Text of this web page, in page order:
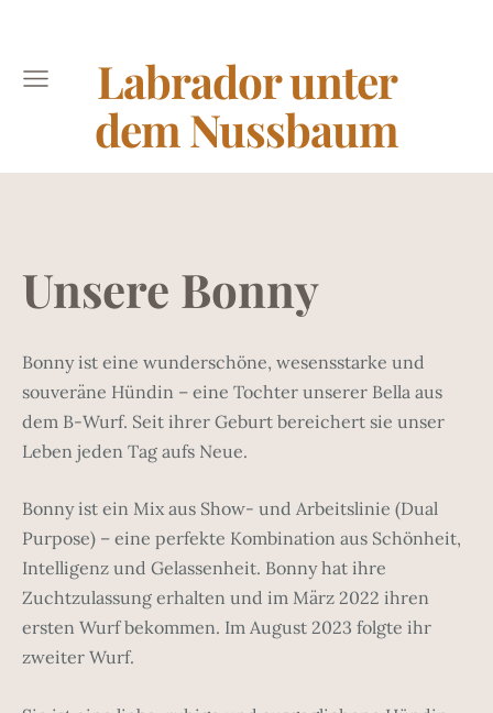
Labrador unter
dem Nussbaum
Unsere Bonny
Bonny ist eine wunderschöne, wesensstarke und
souveräne Hündin – eine Tochter unserer Bella aus
dem B-Wurf. Seit ihrer Geburt bereichert sie unser
Leben jeden Tag aufs Neue.
Bonny ist ein Mix aus Show- und Arbeitslinie (Dual
Purpose) – eine perfekte Kombination aus Schönheit,
Intelligenz und Gelassenheit. Bonny hat ihre
Zuchtzulassung erhalten und im März 2022 ihren
ersten Wurf bekommen. Im August 2023 folgte ihr
zweiter Wurf.